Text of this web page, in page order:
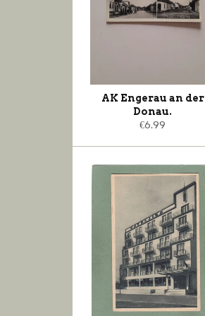
AK Engerau an der
Donau.
Normaler
€6.99